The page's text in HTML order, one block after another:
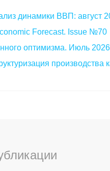
динамики ВВП: август
Forecast. Issue №70
оптимизма. Июль 2026